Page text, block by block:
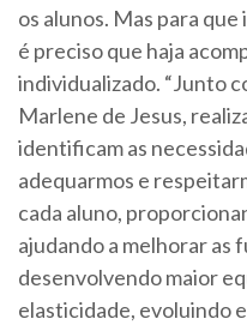
os alunos. Mas para
é preciso que haja
individualizado. “Junto
Marlene de Jesus,
identificam as
adequarmos e
cada aluno,
ajudando a melhorar as
desenvolvendo maior
elasticidade, evoluindo